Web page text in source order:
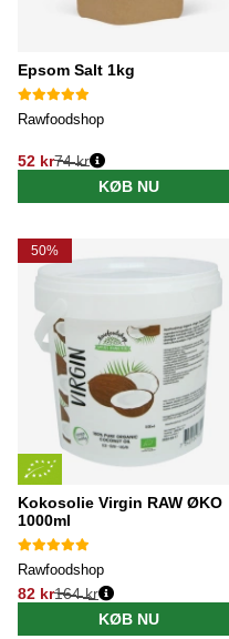
Epsom Salt 1kg
Rawfoodshop
52 kr
Normalpris:
74 kr
KØB NU
50%
Kokosolie Virgin RAW ØKO
1000ml
Rawfoodshop
82 kr
Normalpris:
164 kr
KØB NU